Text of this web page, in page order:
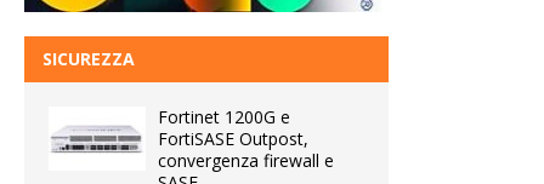
SICUREZZA
Fortinet 1200G e
FortiSASE Outpost,
convergenza firewall e